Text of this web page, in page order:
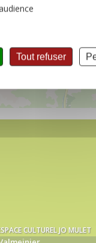
Tout refuser
CULTUREL JO MULET